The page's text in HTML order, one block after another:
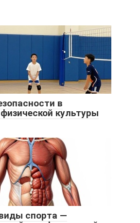
в
культуры
спорта —